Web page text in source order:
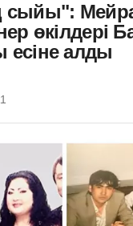
сыйы":
өкілдері
есіне алды